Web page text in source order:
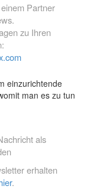
Partner
zu Ihren
einzurichtende
man es zu tun
als
erhalten
.